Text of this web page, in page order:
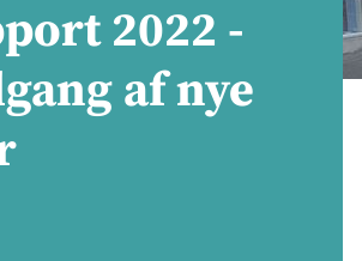
2022 -
af nye